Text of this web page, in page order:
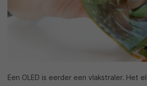
Een OLED is eerder een vlakstraler. Het